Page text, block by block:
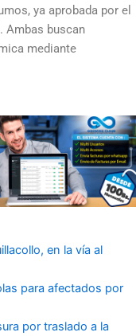
ya aprobada por el
Ambas buscan
mediante
en la vía al
para afectados por
por traslado a la